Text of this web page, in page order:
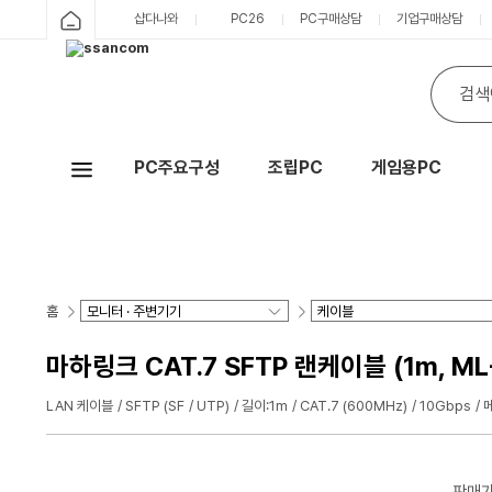
샵다나와 PC26 PC구매상담 기업구매상담
PC주요구성 조립PC 게임용PC
홈
마하링크 CAT.7 SFTP 랜케이블 (1m,
LAN 케이블 SFTP (SF UTP) 길이:1m CAT.7 (600MHz) 10Gbps